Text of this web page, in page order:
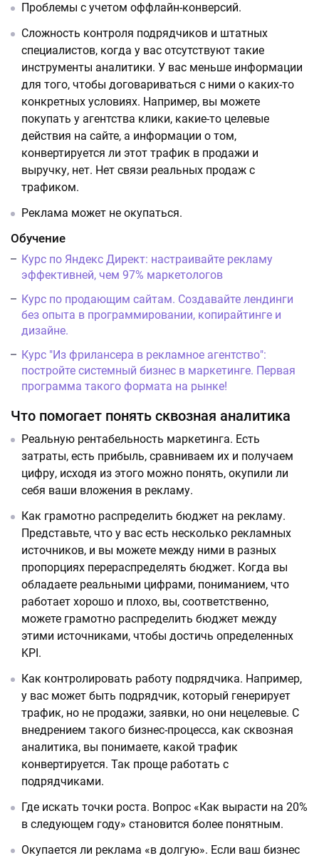
Проблемы с учетом оффлайн-конверсий.
Сложность контроля подрядчиков и штатных
специалистов, когда у вас отсутствуют такие
инструменты аналитики. У вас меньше информации
для того, чтобы договариваться с ними о каких-то
конкретных условиях. Например, вы можете
покупать у агентства клики, какие-то целевые
действия на сайте, а информации о том,
конвертируется ли этот трафик в продажи и
выручку, нет. Нет связи реальных продаж с
трафиком.
Реклама может не окупаться.
Обучение
Курс по Яндекс Директ: настраивайте рекламу
эффективней, чем 97% маркетологов
Курс по продающим сайтам. Создавайте лендинги
без опыта в программировании, копирайтинге и
дизайне.
Курс "Из фрилансера в рекламное агентство":
постройте системный бизнес в маркетинге. Первая
программа такого формата на рынке!
Что помогает понять сквозная аналитика
Реальную рентабельность маркетинга. Есть
затраты, есть прибыль, сравниваем их и получаем
цифру, исходя из этого можно понять, окупили ли
себя ваши вложения в рекламу.
Как грамотно распределить бюджет на рекламу.
Представьте, что у вас есть несколько рекламных
источников, и вы можете между ними в разных
пропорциях перераспределять бюджет. Когда вы
обладаете реальными цифрами, пониманием, что
работает хорошо и плохо, вы, соответственно,
можете грамотно распределить бюджет между
этими источниками, чтобы достичь определенных
KPI.
Как контролировать работу подрядчика. Например,
у вас может быть подрядчик, который генерирует
трафик, но не продажи, заявки, но они нецелевые. С
внедрением такого бизнес-процесса, как сквозная
аналитика, вы понимаете, какой трафик
конвертируется. Так проще работать с
подрядчиками.
Где искать точки роста. Вопрос «Как вырасти на 20%
в следующем году» становится более понятным.
Окупается ли реклама «в долгую». Если ваш бизнес